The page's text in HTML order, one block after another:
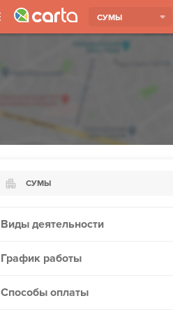
СУМЫ
СУМЫ
Борисполь
Виды деятельности
График работы
Способы оплаты